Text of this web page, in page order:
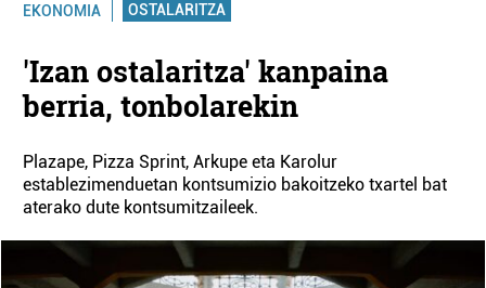
EKONOMIA OSTALARITZA
'Izan ostalaritza' kanpaina
berria, tonbolarekin
Plazape, Pizza Sprint, Arkupe eta Karolur
establezimenduetan kontsumizio bakoitzeko txartel bat
aterako dute kontsumitzaileek.